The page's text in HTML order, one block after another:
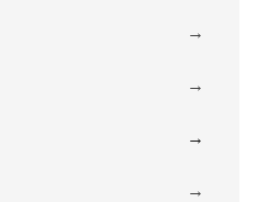
→
→
→
→